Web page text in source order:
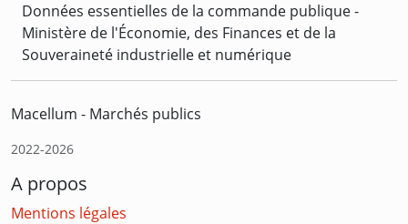
Données essentielles de la commande publique -
Ministère de l'Économie, des Finances et de la
Souveraineté industrielle et numérique
Macellum - Marchés publics
2022-2026
A propos
Mentions légales